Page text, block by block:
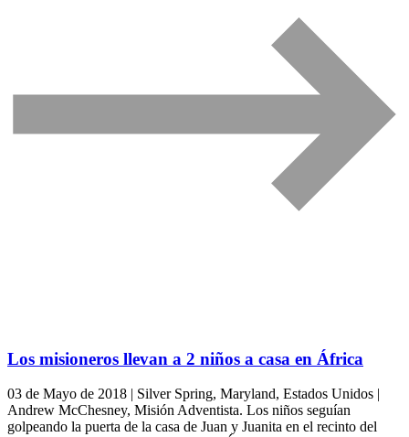
Los misioneros llevan a 2 niños a casa en África
03 de Mayo de 2018 | Silver Spring, Maryland, Estados Unidos |
Andrew McChesney, Misión Adventista. Los niños seguían
golpeando la puerta de la casa de Juan y Juanita en el recinto del